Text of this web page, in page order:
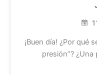
¡Buen día! ¿Por qué
presión”?